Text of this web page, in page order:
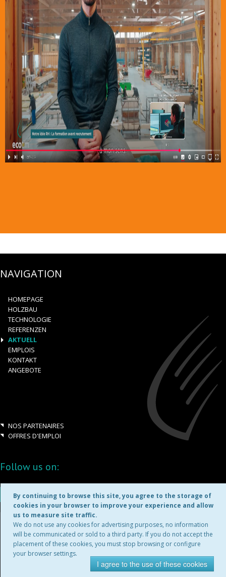
NAVIGATION
HOMEPAGE
HOLZBAU
TECHNOLOGIE
REFERENZEN
AKTUELL
EMPLOIS
KONTAKT
ANGEBOTE
NOS PARTENAIRES
OFFRES D'EMPLOI
Follow us on:
Copyright ©2026
MENTIONS LÉGALES
By continuing to browse this site, you agree to the storage of
cookies in your browser to improve your experience and allow
us to measure site traffic.
We do not use any cookies for advertising purposes, no information
will be communicated or sold to a third party. If you do not accept the
placement of these cookies, you must stop browsing or configure
your browser settings.
I agree to the use of these cookies